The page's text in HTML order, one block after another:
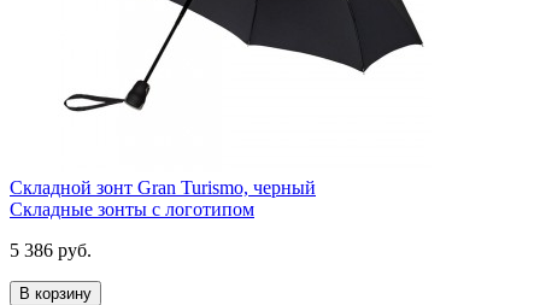
Складной зонт Gran Turismo, черный
Складные зонты с логотипом
5 386 руб.
В корзину